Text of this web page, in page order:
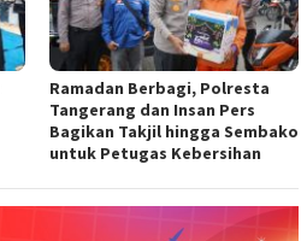
Ramadan Berbagi, Polresta
Tangerang dan Insan Pers
Bagikan Takjil hingga Sembako
untuk Petugas Kebersihan